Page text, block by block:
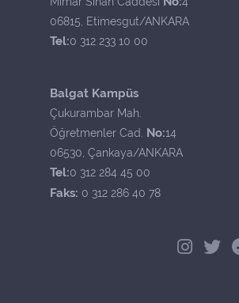
06815, Etimesgut/ANKARA
Tel:0 312 233 10 00
Balgat Kampüs
Çukurambar Mah.
Öğretmenler Cad. No:14
06530, Çankaya/ANKARA
Tel:0 312 284 45 00
Faks: 0 312 286 40 78